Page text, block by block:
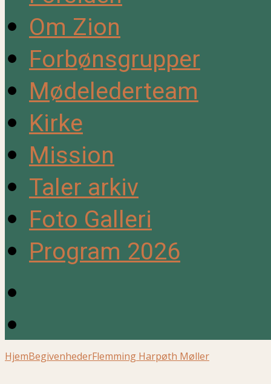
Om Zion
Forbønsgrupper
Mødelederteam
Kirke
Mission
Taler arkiv
Foto Galleri
Program 2026
HjemBegivenhederFlemming Harpøth Møller